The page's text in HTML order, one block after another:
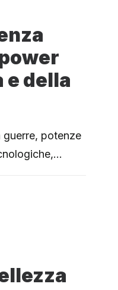
e della
guerre, potenze